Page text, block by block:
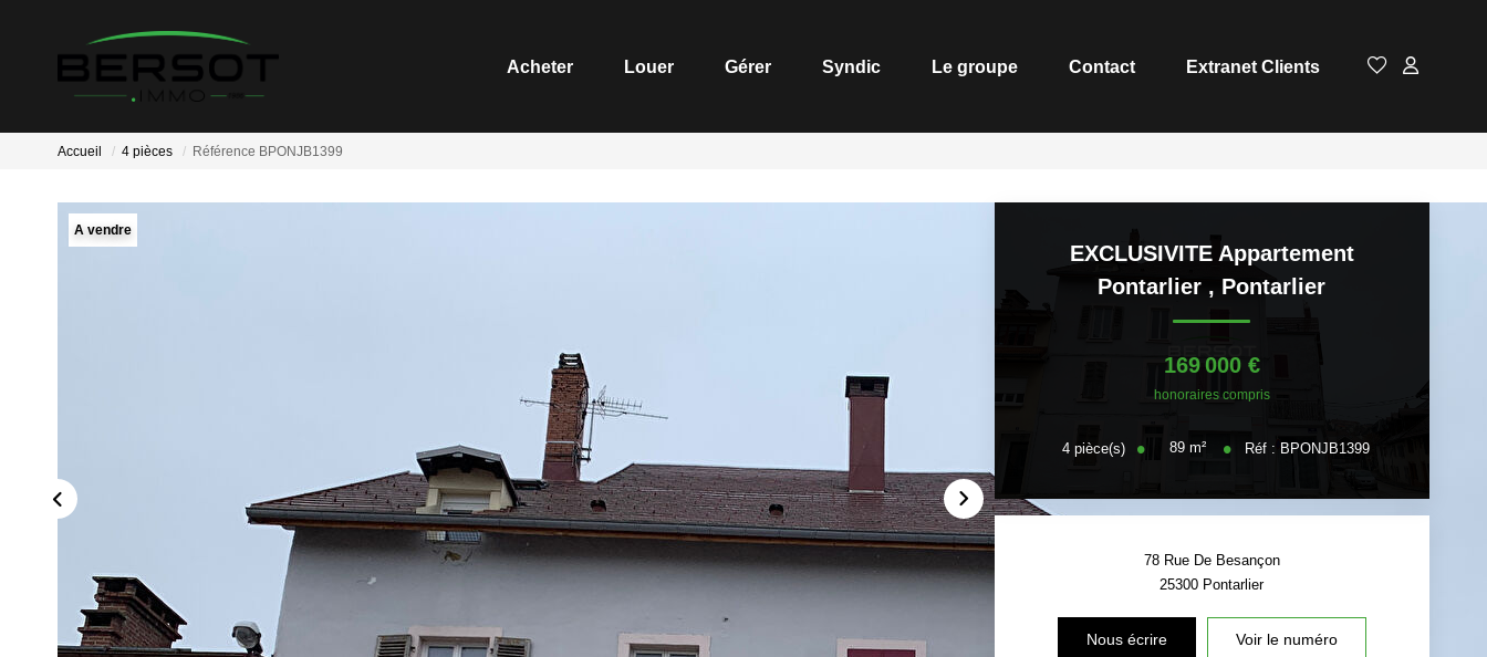
Acheter Louer Gérer Syndic Le groupe Contact Extranet Clients
Accueil 4 pièces Référence BPONJB1399
A vendre
EXCLUSIVITE Appartement
Pontarlier , Pontarlier
169 000 €
honoraires compris
4pièce(s) 89m² Réf : BPONJB1399
78 Rue De Besançon
25300 Pontarlier
Nous écrire Voir le numéro